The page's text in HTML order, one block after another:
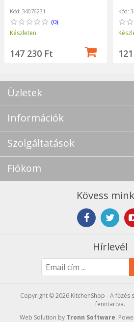
Kód: 34076231
(0)
Készleten
147 230 Ft
Kód:
Üzletek
Információk
Szolgáltatások
Fiókom
Kövess
Hírlevél
Copyright © 2026 KitchenShop - A főzés
fenntartva.
Web Solution by Tronn Software.